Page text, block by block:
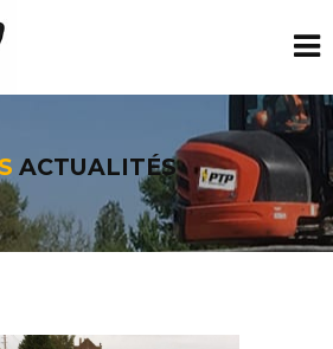
ACTUALITÉS